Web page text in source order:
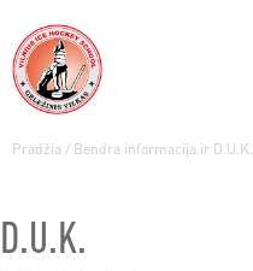
Pradžia / Bendra informacija ir D.U.K.
D.U.K.